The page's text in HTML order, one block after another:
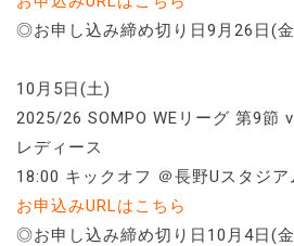
◎お申し込み締め切り日9月26日(
10月5日(土)
2025/26 SOMPO WEリーグ 第9節
レディース
18:00 キックオフ ＠⾧野Uスタジア
お申込みURLはこちら
◎お申し込み締め切り日10月4日(